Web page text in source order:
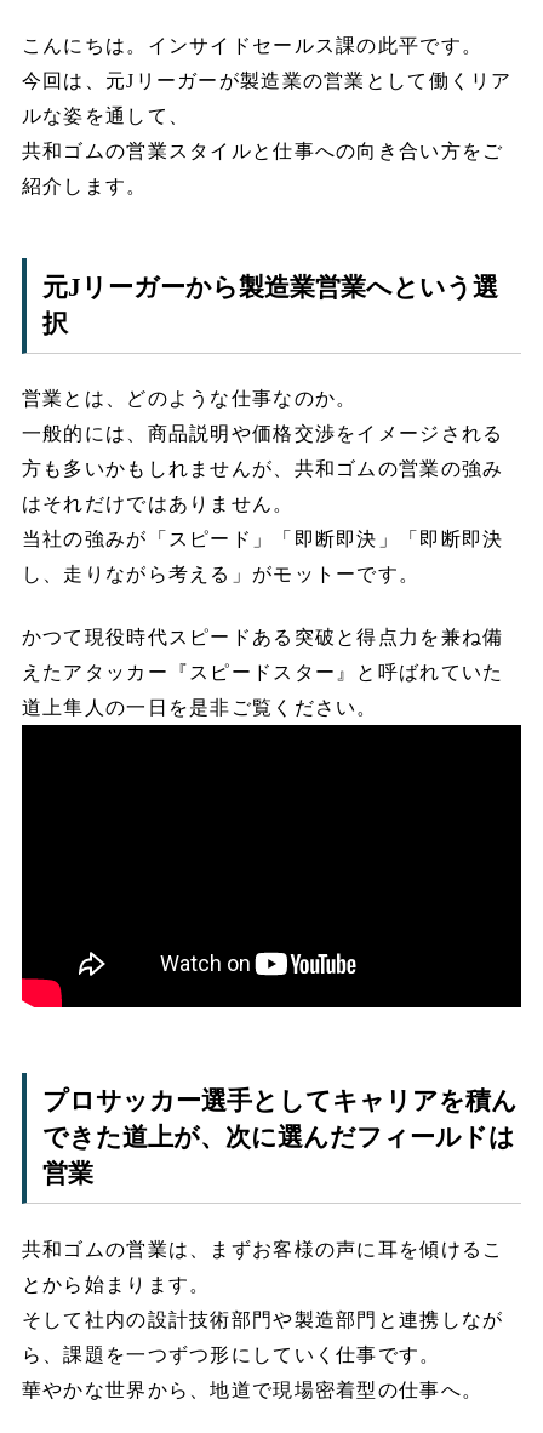
こんにちは。インサイドセールス課の此平です。
今回は、元Jリーガーが製造業の営業として働くリア
ルな姿を通して、
共和ゴムの営業スタイルと仕事への向き合い方をご
紹介します。
元Jリーガーから製造業営業へという選
択
営業とは、どのような仕事なのか。
一般的には、商品説明や価格交渉をイメージされる
方も多いかもしれませんが、共和ゴムの営業の強み
はそれだけではありません。
当社の強みが「スピード」「即断即決」「即断即決
し、走りながら考える」がモットーです。
かつて現役時代スピード ある突破と得点力を兼ね備
えたアタッカー『スピードスター』と呼ばれていた
道上隼人の一日を是非ご覧ください。
プロサッカー選手としてキャリアを積ん
できた道上が、次に選んだフィールドは
営業
共和ゴムの営業は、まずお客様の声に耳を傾けるこ
とから始まります。
そして社内の設計技術部門や製造部門と連携しなが
ら、課題を一つずつ形にしていく仕事です。
華やかな世界から、地道で現場密着型の仕事へ。